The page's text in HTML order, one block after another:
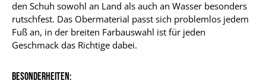
den Schuh sowohl an Land als auch an Wasser besonders
rutschfest. Das Obermaterial passt sich problemlos jedem
Fuß an, in der breiten Farbauswahl ist für jeden
Geschmack das Richtige dabei.
Besonderheiten: